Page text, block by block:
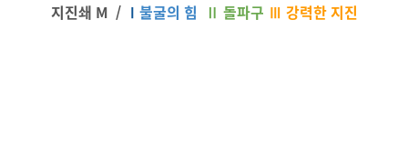
지진쇄 M / Ⅰ 불굴의 힘 Ⅱ 돌파구 Ⅲ 강력한 지진